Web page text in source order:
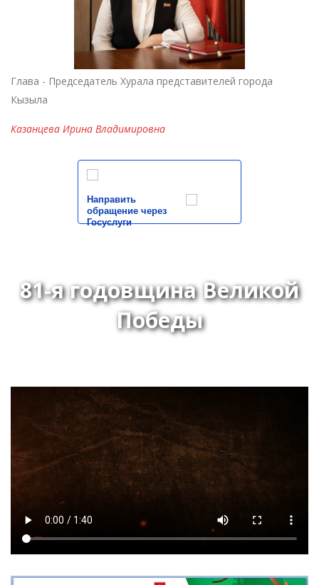
Глава - Председатель Хурала представителей города
Кызыла
Казанцева Ирина Владимировна
Направить
обращение через
Госуслуги
81-я годовщина Великой
Победы